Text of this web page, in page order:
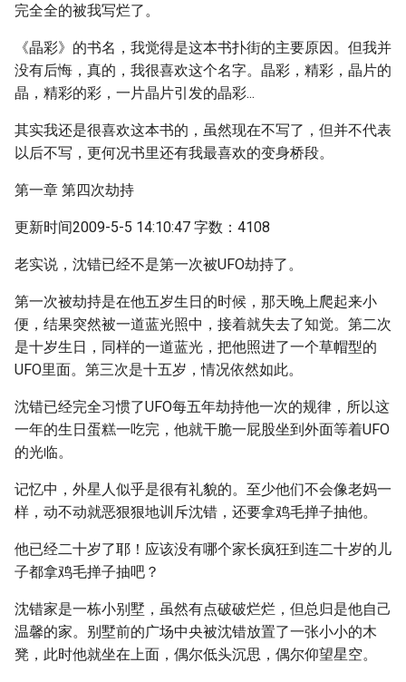
完全全的被我写烂了。
《晶彩》的书名，我觉得是这本书扑街的主要原因。但我并
没有后悔，真的，我很喜欢这个名字。晶彩，精彩，晶片的
晶，精彩的彩，一片晶片引发的晶彩...
其实我还是很喜欢这本书的，虽然现在不写了，但并不代表
以后不写，更何况书里还有我最喜欢的变身桥段。
第一章 第四次劫持
更新时间2009-5-5 14:10:47 字数：4108
老实说，沈错已经不是第一次被UFO劫持了。
第一次被劫持是在他五岁生日的时候，那天晚上爬起来小
便，结果突然被一道蓝光照中，接着就失去了知觉。第二次
是十岁生日，同样的一道蓝光，把他照进了一个草帽型的
UFO里面。第三次是十五岁，情况依然如此。
沈错已经完全习惯了UFO每五年劫持他一次的规律，所以这
一年的生日蛋糕一吃完，他就干脆一屁股坐到外面等着UFO
的光临。
记忆中，外星人似乎是很有礼貌的。至少他们不会像老妈一
样，动不动就恶狠狠地训斥沈错，还要拿鸡毛掸子抽他。
他已经二十岁了耶！应该没有哪个家长疯狂到连二十岁的儿
子都拿鸡毛掸子抽吧？
沈错家是一栋小别墅，虽然有点破破烂烂，但总归是他自己
温馨的家。别墅前的广场中央被沈错放置了一张小小的木
凳，此时他就坐在上面，偶尔低头沉思，偶尔仰望星空。